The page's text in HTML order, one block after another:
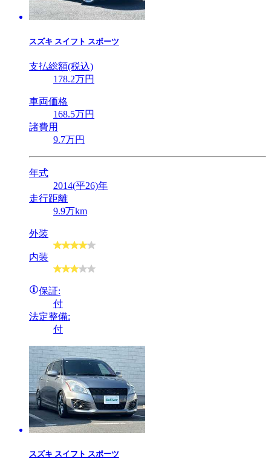
スズキ スイフト スポーツ
支払総額(税込)
178.2万円
車両価格
168.5万円
諸費用
9.7万円
年式
2014(平26)年
走行距離
9.9万km
外装
内装
保証:
付
法定整備:
付
スズキ スイフト スポーツ